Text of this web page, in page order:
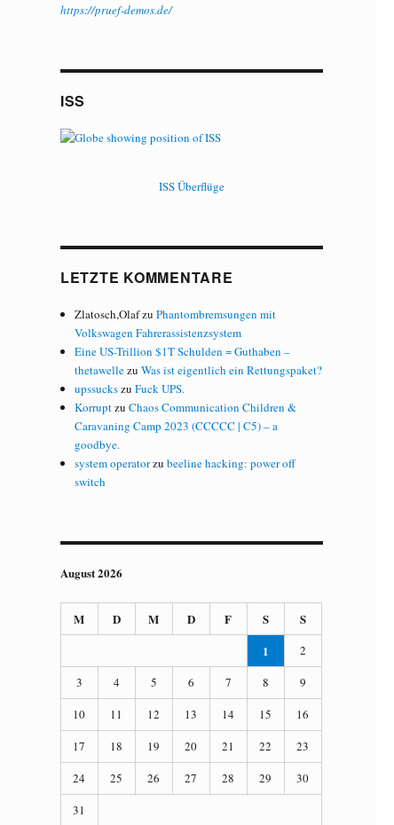
https://pruef-demos.de/
ISS
ISS Überflüge
LETZTE KOMMENTARE
Zlatosch,OlafzuPhantombremsungen mit
Volkswagen Fahrerassistenzsystem
Eine US-Trillion $1T Schulden = Guthaben –
thetawellezuWas ist eigentlich ein Rettungspaket?
upssuckszuFuck UPS.
KorruptzuChaos Communication Children &
Caravaning Camp 2023 (CCCCC | C5) – a
goodbye.
system operatorzubeeline hacking: power off
switch
August 2026
M D M D F S
S
1
2
3
4 5 6 7 8
9
10
11 12 13 14 15
16
17
18 19 20 21 22
23
24
25 26 27 28 29
30
31